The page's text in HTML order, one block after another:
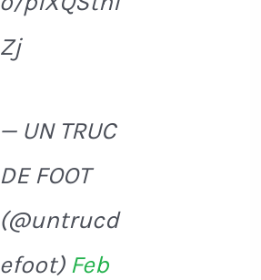
Zj
— UN TRUC
DE FOOT
(@untrucd
efoot) Feb